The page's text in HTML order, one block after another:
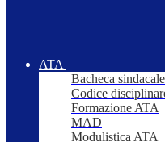
ATA
Bacheca sindacale
Codice
Formazione ATA
MAD
Modulistica ATA